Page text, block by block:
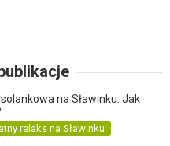
na Sławinku. Jak
relaks na Sławinku